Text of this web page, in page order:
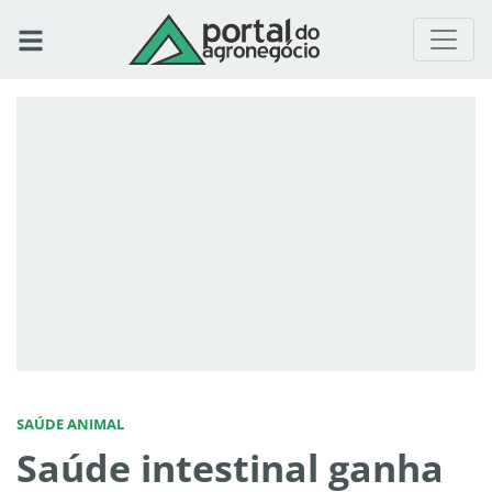
SAÚDE ANIMAL
Saúde intestinal ganha